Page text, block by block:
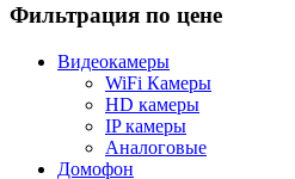
Фильтрация по цене
Видеокамеры
WiFi Камеры
HD камеры
IP камеры
Аналоговые
Домофон